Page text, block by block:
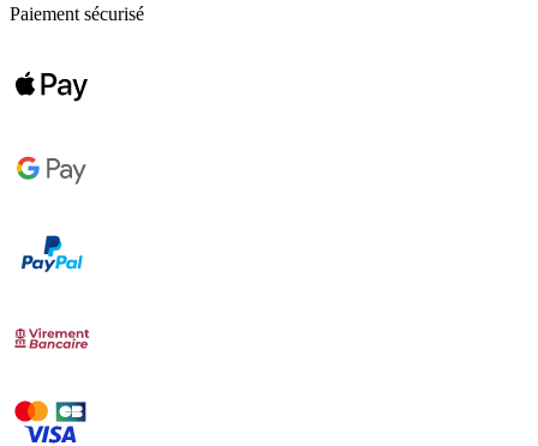
Paiement sécurisé